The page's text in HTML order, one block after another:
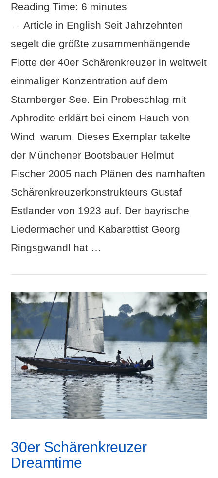
Reading Time: 6 minutes
→ Article in English Seit Jahrzehnten
segelt die größte zusammenhängende
Flotte der 40er Schärenkreuzer in weltweit
einmaliger Konzentration auf dem
Starnberger See. Ein Probeschlag mit
Aphrodite erklärt bei einem Hauch von
Wind, warum. Dieses Exemplar takelte
der Münchener Bootsbauer Helmut
Fischer 2005 nach Plänen des namhaften
Schärenkreuzerkonstrukteurs Gustaf
Estlander von 1923 auf. Der bayrische
Liedermacher und Kabarettist Georg
Ringsgwandl hat …
30er Schärenkreuzer
Dreamtime